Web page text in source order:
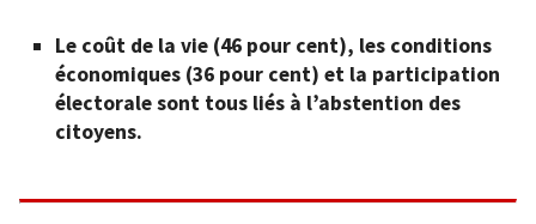
Le coût de la vie (46 pour cent), les conditions
économiques (36 pour cent) et la participation
électorale sont tous liés à l’abstention des
citoyens.